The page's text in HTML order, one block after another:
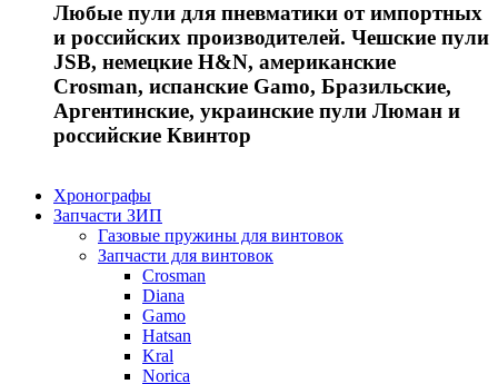
Любые пули для пневматики от импортных
и российских производителей. Чешские пули
JSB, немецкие H&N, американские
Crosman, испанские Gamo, Бразильские,
Аргентинские, украинские пули Люман и
российские Квинтор
Хронографы
Запчасти ЗИП
Газовые пружины для винтовок
Запчасти для винтовок
Crosman
Diana
Gamo
Hatsan
Kral
Norica